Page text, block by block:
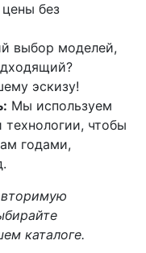
без
выбор моделей,
эскизу!
Мы используем
чтобы
годами,
каталоге.